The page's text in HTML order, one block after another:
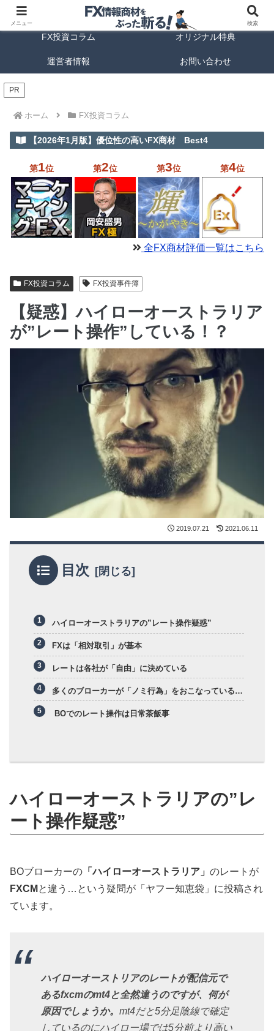
FX商材ランキング FX手法解説
FX投資コラム オリジナル特典
運営者情報 お問い合わせ
PR
ホーム FX投資コラム
【2026年1月版】優位性の高いFX商材 Best4
第1位 第2位 第3位 第4位
全FX商材評価一覧はこちら
FX投資コラム FX投資事件簿
【疑惑】ハイローオーストラリア
が”レート操作”している！？
2019.07.21 2021.06.11
目次
ハイローオーストラリアの”レート操作疑惑”
FXは「相対取引」が基本
レートは各社が「自由」に決めている
多くのブローカーが「ノミ行為」をおこなっている…
BOでのレート操作は日常茶飯事
ハイローオーストラリアの”レ
ート操作疑惑”
BOブローカーの 「ハイローオーストラリア」 のレートが
FXCM と違う…という疑問が「ヤフー知恵袋」に投稿され
ています。
ハイローオーストリアのレートが配信元で
あるfxcmのmt4と全然違うのですが、何が
原因でしょうか。 mt4だと5分足陰線で確定
しているのにハイロー場では5分前より高い
メニュー 検索